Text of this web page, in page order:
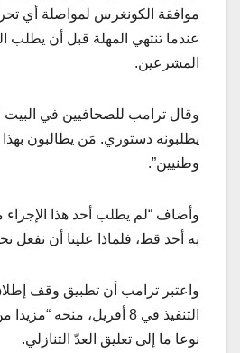
موافقة الكونغرس لمواصلة أي
عندما تنتهي المهلة قبل أن
المشرعين.
وقال ترامب للصحافيين في البيت
يطلبونه دستوري. مَن يطالبون بهذا
وطنيين”.
وأضاف “لم يطلب أحد هذا
به أحد قط، فلماذا علينا أن نفعل
واعتبر ترامب أن تطبيق وقف
التنفيذ في 8 أفريل، منحه
نوعا ما إلى تعليق العدّ التنازلي.